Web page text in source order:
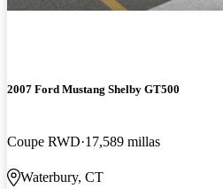
2007 Ford Mustang Shelby GT500
Coupe RWD 17,589 millas
Waterbury, CT